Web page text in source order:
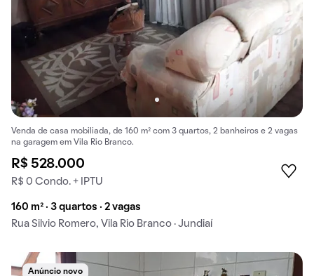
Venda de casa mobiliada, de 160 m² com 3 quartos, 2 banheiros e 2 vagas
na garagem em Vila Rio Branco.
R$ 528.000
R$ 0 Condo. + IPTU
160 m² · 3 quartos · 2 vagas
Rua Silvio Romero, Vila Rio Branco · Jundiaí
Anúncio novo